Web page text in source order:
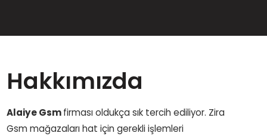
Hakkımızda
Alaiye Gsmfirması oldukça sık tercih ediliyor. Zira
Gsm mağazaları hat için gerekli işlemleri